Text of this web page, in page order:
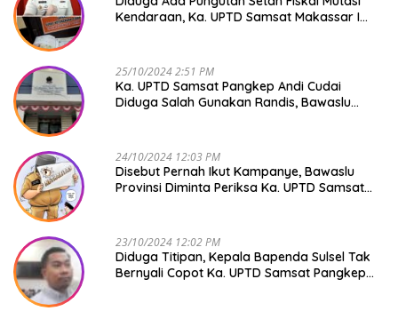
Kendaraan, Ka. UPTD Samsat Makassar I
25/10/2024 2:51 PM
Ka. UPTD Samsat Pangkep Andi Cudai
Diduga Salah Gunakan Randis, Bawaslu
24/10/2024 12:03 PM
Disebut Pernah Ikut Kampanye, Bawaslu
Provinsi Diminta Periksa Ka. UPTD Samsat
23/10/2024 12:02 PM
Diduga Titipan, Kepala Bapenda Sulsel Tak
Bernyali Copot Ka. UPTD Samsat Pangkep